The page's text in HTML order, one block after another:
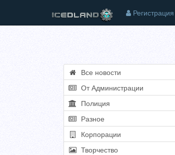
Регистрация
Все новости
От Администрации
Полиция
Разное
Корпорации
Творчество